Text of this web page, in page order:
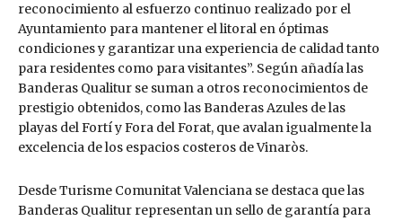
reconocimiento al esfuerzo continuo realizado por el
Ayuntamiento para mantener el litoral en óptimas
condiciones y garantizar una experiencia de calidad tanto
para residentes como para visitantes”. Según añadía las
Banderas Qualitur se suman a otros reconocimientos de
prestigio obtenidos, como las Banderas Azules de las
playas del Fortí y Fora del Forat, que avalan igualmente la
excelencia de los espacios costeros de Vinaròs.
Desde Turisme Comunitat Valenciana se destaca que las
Banderas Qualitur representan un sello de garantía para